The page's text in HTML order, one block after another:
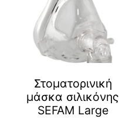
Στοματορινική
μάσκα σιλικόνης
SEFAM Large